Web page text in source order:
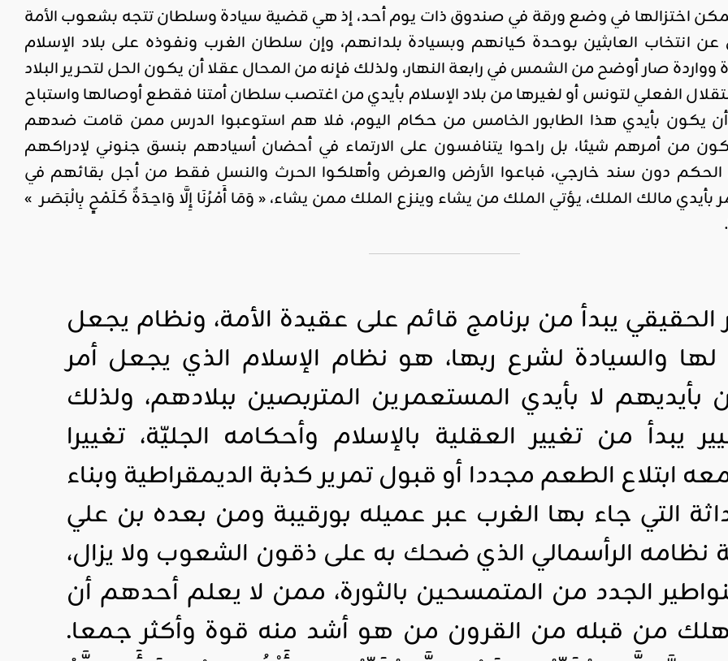
يمكن اختزالها في وضع ورقة في صندوق ذات يوم أحد، إذ هي قضية سيادة وسلطان تتجه بشعوب الأمة
انتخاب العابثين بوحدة كيانهم وبسيادة بلدانهم، وإن سلطان الغرب ونفوذه على بلاد الإسلام
صار أوضح من الشمس في رابعة النهار، ولذلك فإنه من المحال عقلا أن يكون الحل لتحرير البلاد
الفعلي لتونس أو لغيرها من بلاد الإسلام بأيدي من اغتصب سلطان أمتنا فقطع أوصالها واستباح
يكون بأيدي هذا الطابور الخامس من حكام اليوم، فلا هم استوعبوا الدرس ممن قامت ضدهم
من أمرهم شيئا، بل راحوا يتنافسون على الارتماء في أحضان أسيادهم بنسق جنوني لإدراكهم
دون سند خارجي، فباعوا الأرض والعرض وأهلكوا الحرث والنسل فقط من أجل بقائهم في
بأيدي مالك الملك، يؤتي الملك من يشاء وينزع الملك ممن يشاء، « وَمَا أَمْرُنَا إِلَّا وَاحِدَةٌ كَلَمْحٍ بِالْبَصَر »
الحقيقي يبدأ من برنامج قائم على عقيدة الأمة، ونظام يجعل
والسيادة لشرع ربها، هو نظام الإسلام الذي يجعل أمر
بأيديهم لا بأيدي المستعمرين المتربصين ببلادهم، ولذلك
يبدأ من تغيير العقلية بالإسلام وأحكامه الجليّة، تغييرا
ابتلاع الطعم مجددا أو قبول تمرير كذبة الديمقراطية وبناء
التي جاء بها الغرب عبر عميله بورقيبة ومن بعده بن علي
نظامه الرأسمالي الذي ضحك به على ذقون الشعوب ولا يزال،
الجدد من المتمسحين بالثورة، ممن لا يعلم أحدهم أن
من قبله من القرون من هو أشد منه قوة وأكثر جمعا.
العدد 601
من جريدة
التحرير
ahmed
- juillet 26,
2026
0
Read More